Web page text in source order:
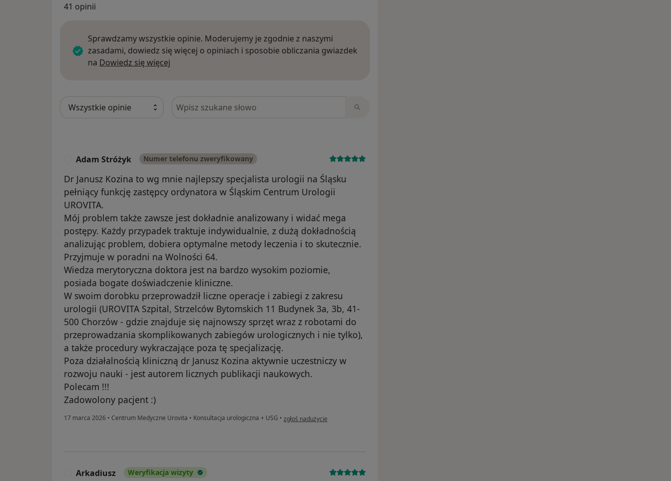
41 opinii
Sprawdzamy wszystkie opinie. Moderujemy je zgodnie z naszymi
zasadami, dowiedz się więcej o opiniach i sposobie obliczania gwiazdek
na Dowiedz się więcej
Szukaj w opiniach
Adam Stróżyk Numer telefonu zweryfikowany
Dr Janusz Kozina to wg mnie najlepszy specjalista urologii na Śląsku
pełniący funkcję zastępcy ordynatora w Śląskim Centrum Urologii
UROVITA.
Mój problem także zawsze jest dokładnie analizowany i widać mega
postępy. Każdy przypadek traktuje indywidualnie, z dużą dokładnością
analizując problem, dobiera optymalne metody leczenia i to skutecznie.
Przyjmuje w poradni na Wolności 64.
Wiedza merytoryczna doktora jest na bardzo wysokim poziomie,
posiada bogate doświadczenie kliniczne.
W swoim dorobku przeprowadził liczne operacje i zabiegi z zakresu
urologii (UROVITA Szpital, Strzelców Bytomskich 11 Budynek 3a, 3b, 41-
500 Chorzów - gdzie znajduje się najnowszy sprzęt wraz z robotami do
przeprowadzania skomplikowanych zabiegów urologicznych i nie tylko),
a także procedury wykraczające poza tę specjalizację.
Poza działalnością kliniczną dr Janusz Kozina aktywnie uczestniczy w
rozwoju nauki - jest autorem licznych publikacji naukowych.
Polecam !!!
Zadowolony pacjent :)
17 marca 2026 • Centrum Medyczne Urovita • Konsultacja urologiczna + USG • w opinii użytkownika Adam Stróżyk
zgłoś nadużycie
Arkadiusz Weryfikacja wizyty